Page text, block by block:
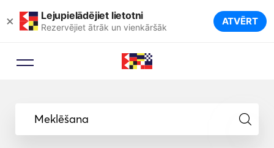
× Lejupielādējiet lietotni
Rezervējiet ātrāk un vienkāršāk ATVĒRT
Meklēšana